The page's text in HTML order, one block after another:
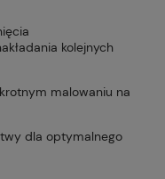
kolejnych
malowaniu na
dla optymalnego